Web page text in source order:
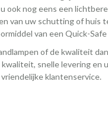
ook nog eens een
van uw schutting of huis
van een Quick-
of de kwaliteit
snelle levering en
klantenservice.